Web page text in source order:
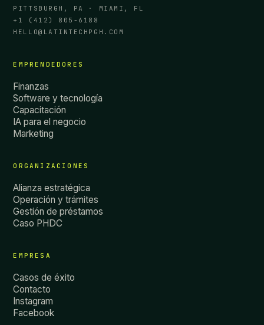
PITTSBURGH, PA · MIAMI, FL
+1 (412) 805-6188
HELLO@LATINTECHPGH.COM
EMPRENDEDORES
Finanzas
Software y tecnología
Capacitación
IA para el negocio
Marketing
ORGANIZACIONES
Alianza estratégica
Operación y trámites
Gestión de préstamos
Caso PHDC
EMPRESA
Casos de éxito
Contacto
Instagram
Facebook